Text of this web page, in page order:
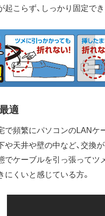
起こらず、しっかり固定でき
適
で頻繁にパソコンのLANケ
や天井や壁の中など、交換
でケーブルを引っ張ってツ
くいと感じている方。